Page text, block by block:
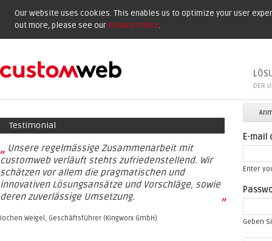
Our website uses cookies. This enables us to optimize your user
out more, please see our Privacy Policy.
DER
Testimonial
„ Unsere regelmässige Zusammenarbeit mit
customweb verläuft stehts zufriedenstellend. Wir
schätzen vor allem die pragmatischen und
innovativen Lösungsansätze und Vorschläge, sowie
deren zuverlässige Umsetzung.
”
Jochen Weigel, Geschäftsführer (Kingworx GmbH)
E-mail
Enter
Geben